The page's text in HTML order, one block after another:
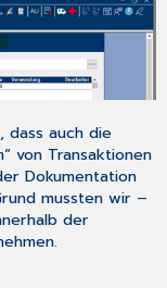
dass auch die
von Transaktionen
Dokumentation
mussten wir –
der